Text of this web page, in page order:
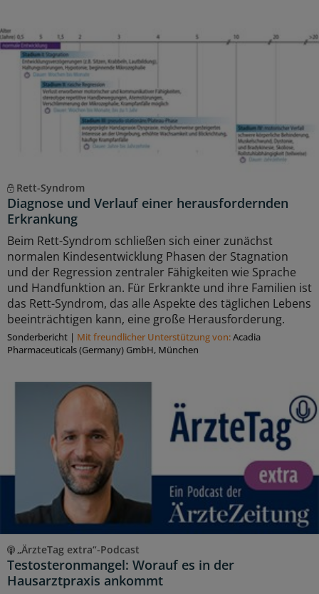
Rett-Syndrom
Diagnose und Verlauf einer herausfordernden
Erkrankung
Beim Rett-Syndrom schließen sich einer zunächst
normalen Kindesentwicklung Phasen der Stagnation
und der Regression zentraler Fähigkeiten wie Sprache
und Handfunktion an. Für Erkrankte und ihre Familien ist
das Rett-Syndrom, das alle Aspekte des täglichen Lebens
beeinträchtigen kann, eine große Herausforderung.
Sonderbericht | Mit freundlicher Unterstützung von:Acadia
Pharmaceuticals (Germany) GmbH, München
„ÄrzteTag extra“-Podcast
Testosteronmangel: Worauf es in der
Hausarztpraxis ankommt